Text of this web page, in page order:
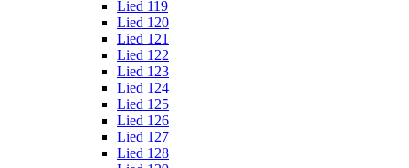
Lied 119
Lied 120
Lied 121
Lied 122
Lied 123
Lied 124
Lied 125
Lied 126
Lied 127
Lied 128